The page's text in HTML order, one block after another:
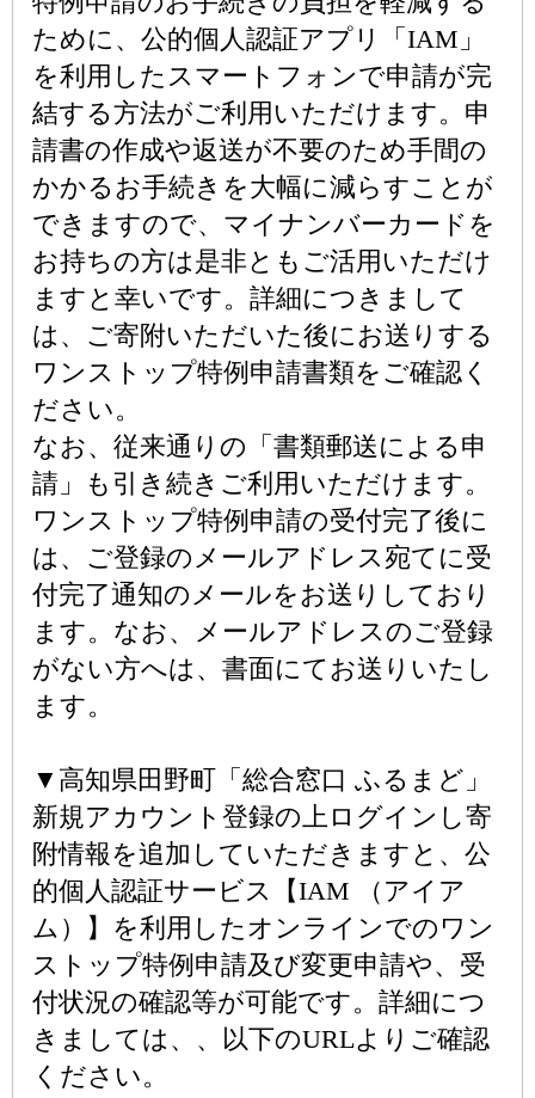
ために、公的個人認証アプリ「IAM」
を利用したスマートフォンで申請が完
結する方法がご利用いただけます。申
請書の作成や返送が不要のため手間の
かかるお手続きを大幅に減らすことが
できますので、マイナンバーカードを
お持ちの方は是非ともご活用いただけ
ますと幸いです。詳細につきまして
は、ご寄附いただいた後にお送りする
ワンストップ特例申請書類をご確認く
ださい。
なお、従来通りの「書類郵送による申
請」も引き続きご利用いただけます。
ワンストップ特例申請の受付完了後に
は、ご登録のメールアドレス宛てに受
付完了通知のメールをお送りしており
ます。なお、メールアドレスのご登録
がない方へは、書面にてお送りいたし
ます。
▼高知県田野町「総合窓口 ふるまど」
新規アカウント登録の上ログインし寄
附情報を追加していただきますと、公
的個人認証サービス【IAM （アイア
ム）】を利用したオンラインでのワン
ストップ特例申請及び変更申請や、受
付状況の確認等が可能です。詳細につ
きましては、、以下のURLよりご確認
ください。